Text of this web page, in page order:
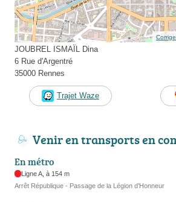
JOUBREL ISMAÏL Dina
6 Rue d'Argentré
35000 Rennes
Trajet Waze
Venir en transports en
En métro
Ligne A, à 154 m
Arrêt République - Passage de la Légion d'Honneur